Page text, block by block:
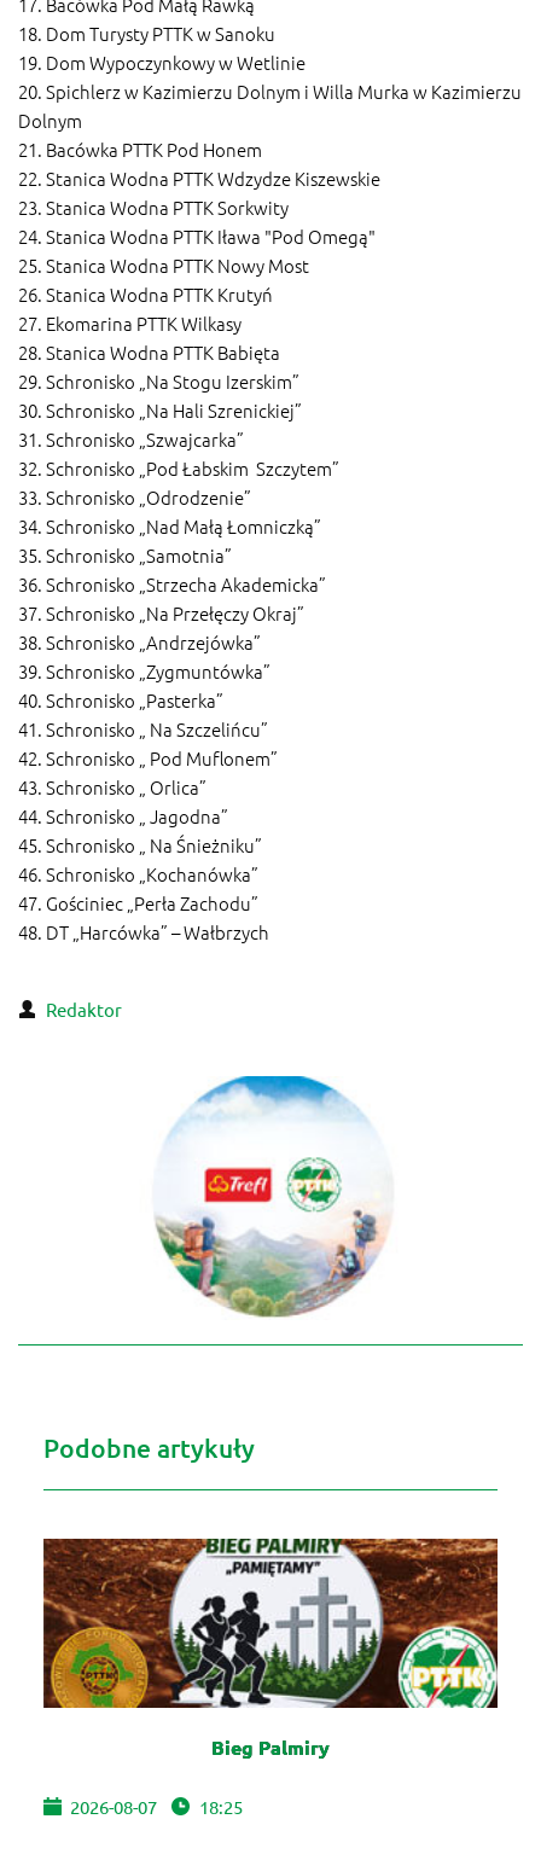
18. Dom Turysty PTTK w Sanoku
19. Dom Wypoczynkowy w Wetlinie
20. Spichlerz w Kazimierzu Dolnym i Willa Murka w Kazimierzu
Dolnym
21. Bacówka PTTK Pod Honem
22. Stanica Wodna PTTK Wdzydze Kiszewskie
23. Stanica Wodna PTTK Sorkwity
24. Stanica Wodna PTTK Iława "Pod Omegą"
25. Stanica Wodna PTTK Nowy Most
26. Stanica Wodna PTTK Krutyń
27. Ekomarina PTTK Wilkasy
28. Stanica Wodna PTTK Babięta
29. Schronisko „Na Stogu Izerskim”
30. Schronisko „Na Hali Szrenickiej”
31. Schronisko „Szwajcarka”
32. Schronisko „Pod Łabskim Szczytem”
33. Schronisko „Odrodzenie”
34. Schronisko „Nad Małą Łomniczką”
35. Schronisko „Samotnia”
36. Schronisko „Strzecha Akademicka”
37. Schronisko „Na Przełęczy Okraj”
38. Schronisko „Andrzejówka”
39. Schronisko „Zygmuntówka”
40. Schronisko „Pasterka”
41. Schronisko „ Na Szczelińcu”
42. Schronisko „ Pod Muflonem”
43. Schronisko „ Orlica”
44. Schronisko „ Jagodna”
45. Schronisko „ Na Śnieżniku”
46. Schronisko „Kochanówka”
47. Gościniec „Perła Zachodu”
48. DT „Harcówka” – Wałbrzych
Redaktor
Podobne artykuły
Bieg Palmiry
2026-08-07 18:25